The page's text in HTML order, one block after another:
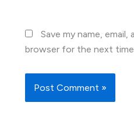
Save my name,
browser for the next